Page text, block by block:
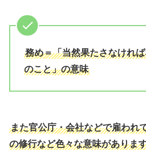
務め＝「当然果たさなけれ
のこと」の意味
また官公庁・会社などで雇われ
の修行など色々な意味がありま